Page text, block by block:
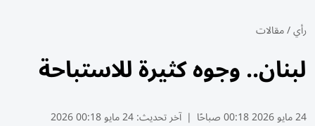
رأي/مقالات
لبنان.. وجوه كثيرة للاستباحة
24 مايو 2026 00:18 صباحًا | آخر تحديث:24 مايو 00:18 2026